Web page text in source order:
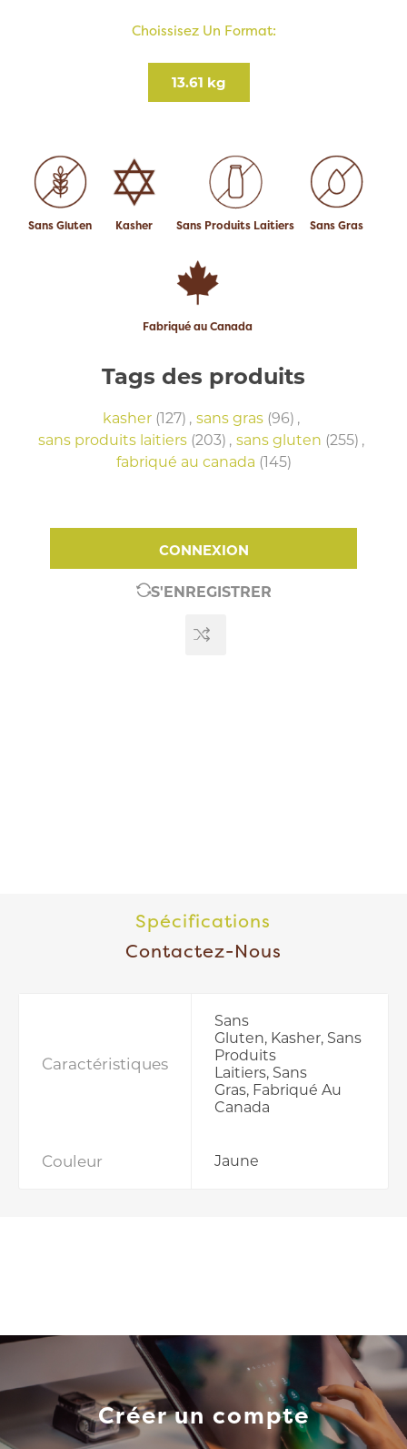
Choissisez Un Format:
13.61 kg
Sans Gluten Kasher Sans Produits Laitiers Sans Gras
Fabriqué au Canada
Tags des produits
kasher (127) , sans gras (96) ,
sans produits laitiers (203) , sans gluten (255) ,
fabriqué au canada (145)
CONNEXION
S'ENREGISTRER
Spécifications
Contactez-Nous
Caractéristiques
Sans
Gluten, Kasher, Sans
Produits
Laitiers, Sans
Gras, Fabriqué Au
Canada
Couleur Jaune
Créer un compte